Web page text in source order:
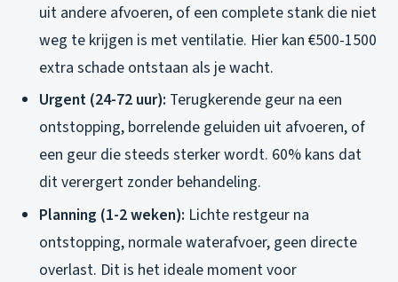
uit andere afvoeren, of een complete stank die niet
weg te krijgen is met ventilatie. Hier kan €500-1500
extra schade ontstaan als je wacht.
Urgent (24-72 uur): Terugkerende geur na een
ontstopping, borrelende geluiden uit afvoeren, of
een geur die steeds sterker wordt. 60% kans dat
dit verergert zonder behandeling.
Planning (1-2 weken): Lichte restgeur na
ontstopping, normale waterafvoer, geen directe
overlast. Dit is het ideale moment voor